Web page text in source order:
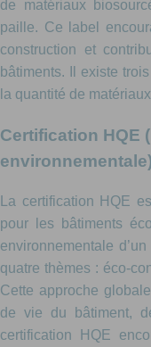
de matériaux
paille. Ce label
construction et
bâtiments. Il existe
la quantité de
Certification HQE
La certification HQE
pour les bâtiments
environnementale
quatre thèmes : éco-
Cette approche
de vie du bâtiment,
certification HQE